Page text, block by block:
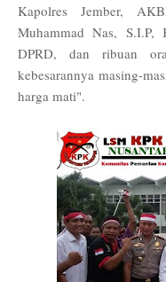
Kapolres Jember,
Muhammad Nas, S.I.P,
DPRD, dan ribuan
kebesarannya masing-
harga mati".